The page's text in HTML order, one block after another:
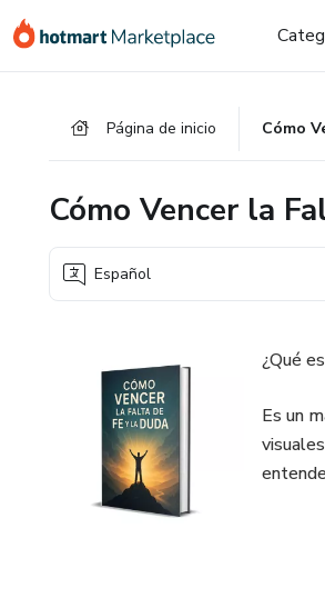
Página de inicio
Cómo Vencer la
Español
¿Qué
Es un